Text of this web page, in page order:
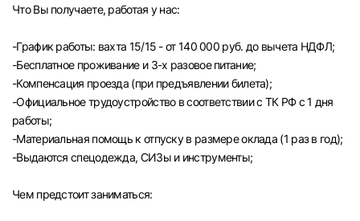
Ульяновск
Курган
Уфа
Что Вы получаете, работая у нас:
-График работы: вахта 15/15 - от 140 000 руб. до вычета НДФЛ;
-Бесплатное проживание и 3-х разовое питание;
-Компенсация проезда (при предъявлении билета);
-Официальное трудоустройство в соответствии с ТК РФ с 1 дня
работы;
-Материальная помощь к отпуску в размере оклада (1 раз в год);
-Выдаются спецодежда, СИЗы и инструменты;
Чем предстоит заниматься: